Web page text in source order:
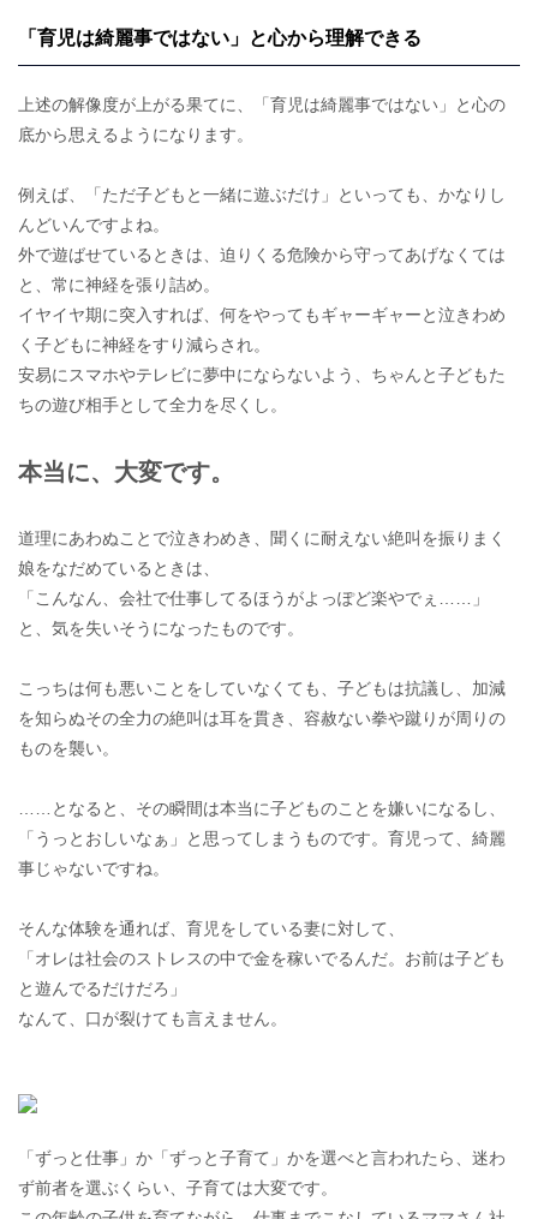
「育児は綺麗事ではない」と心から理解できる
上述の解像度が上がる果てに、「育児は綺麗事ではない」と心の
底から思えるようになります。
例えば、「ただ子どもと一緒に遊ぶだけ」といっても、かなりし
んどいんですよね。
外で遊ばせているときは、迫りくる危険から守ってあげなくては
と、常に神経を張り詰め。
イヤイヤ期に突入すれば、何をやってもギャーギャーと泣きわめ
く子どもに神経をすり減らされ。
安易にスマホやテレビに夢中にならないよう、ちゃんと子どもた
ちの遊び相手として全力を尽くし。
本当に、大変です。
道理にあわぬことで泣きわめき、聞くに耐えない絶叫を振りまく
娘をなだめているときは、
「こんなん、会社で仕事してるほうがよっぽど楽やでぇ……」
と、気を失いそうになったものです。
こっちは何も悪いことをしていなくても、子どもは抗議し、加減
を知らぬその全力の絶叫は耳を貫き、容赦ない拳や蹴りが周りの
ものを襲い。
……となると、その瞬間は本当に子どものことを嫌いになるし、
「うっとおしいなぁ」と思ってしまうものです。育児って、綺麗
事じゃないですね。
そんな体験を通れば、育児をしている妻に対して、
「オレは社会のストレスの中で金を稼いでるんだ。お前は子ども
と遊んでるだけだろ」
なんて、口が裂けても言えません。
「ずっと仕事」か「ずっと子育て」かを選べと言われたら、迷わ
ず前者を選ぶくらい、子育ては大変です。